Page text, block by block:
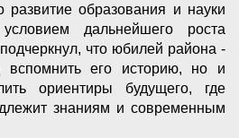
развитие образования и науки
дальнейшего роста
что юбилей района -
вспомнить его историю, но и
ориентиры будущего, где
знаниям и современным